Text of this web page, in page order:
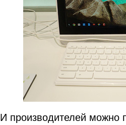
И производителей можно